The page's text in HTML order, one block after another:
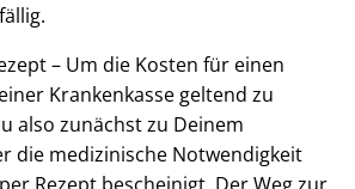
– Um die Kosten für einen
Krankenkasse geltend zu
also zunächst zu Deinem
die medizinische Notwendigkeit